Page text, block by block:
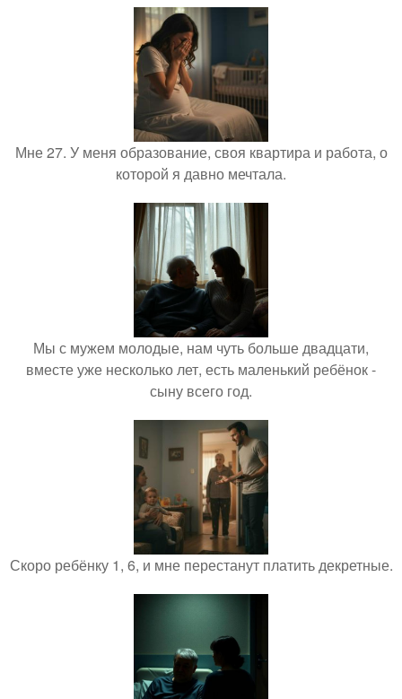
Мне 27. У меня образование, своя квартира и работа, о
которой я давно мечтала.
Мы с мужем молодые, нам чуть больше двадцати,
вместе уже несколько лет, есть маленький ребёнок -
сыну всего год.
Скоро ребёнку 1, 6, и мне перестанут платить декретные.